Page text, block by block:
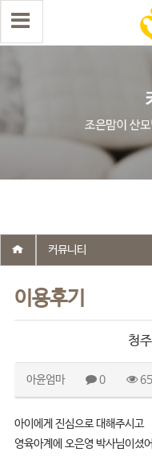
select wr_id, wr_subject from
= 0 and wr_datetime <=
order by wr_datetime desc
이용후기
커뮤니티
청
아윤엄마 0
아이에게 진심으로 대해주시고
영육아계에 오은영 박사님이셨